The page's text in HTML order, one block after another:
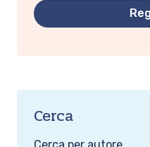
Cerca
Cerca per autore